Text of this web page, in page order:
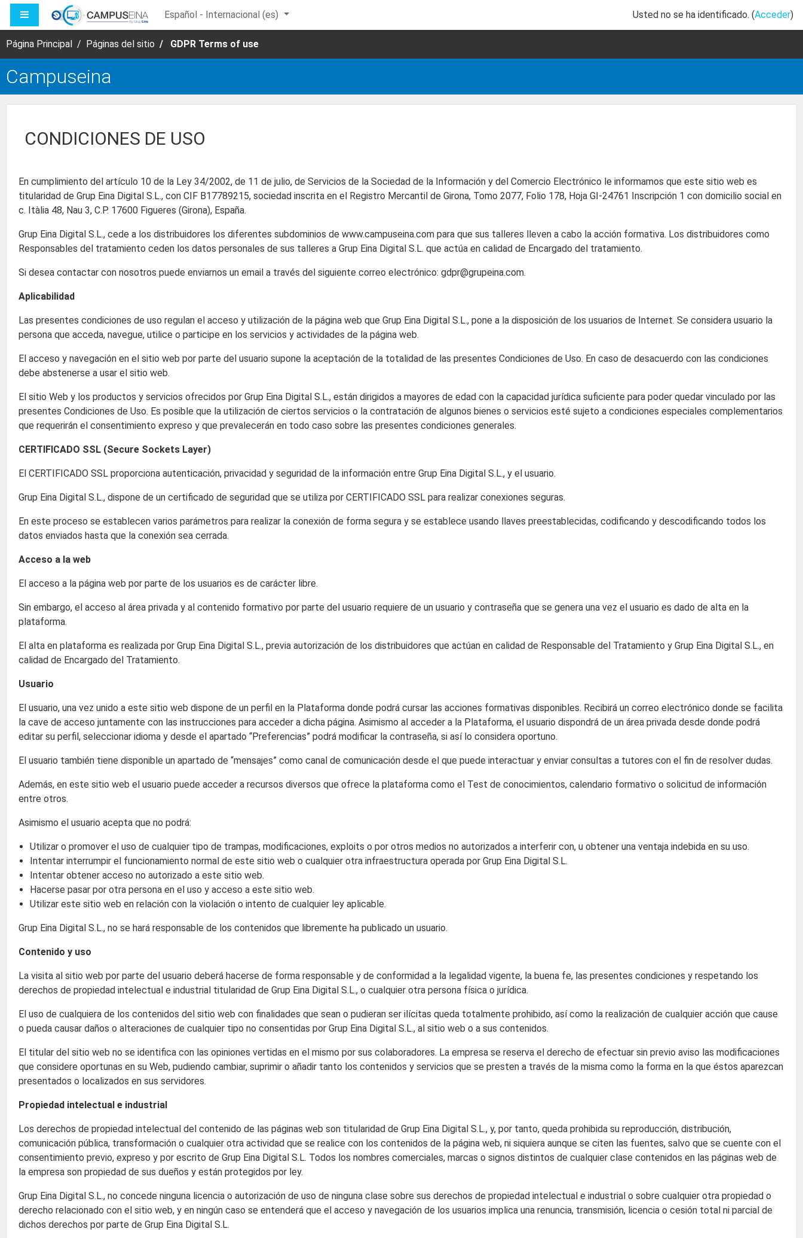
Salta al contenido principal
PANEL LATERAL Español - Internacional ‎(es)‎ Usted no se ha identificado. (Acceder)
Página Principal Páginas del sitio GDPR Terms of use
Campuseina
CONDICIONES DE USO
En cumplimiento del artículo 10 de la Ley 34/2002, de 11 de julio, de Servicios de la Sociedad de la Información y del Comercio Electrónico le informamos que este sitio web es
titularidad de Grup Eina Digital S.L., con CIF B17789215, sociedad inscrita en el Registro Mercantil de Girona, Tomo 2077, Folio 178, Hoja GI-24761 Inscripción 1 con domicilio social en
c. Itàlia 48, Nau 3, C.P. 17600 Figueres (Girona), España.
Grup Eina Digital S.L., cede a los distribuidores los diferentes subdominios de www.campuseina.com para que sus talleres lleven a cabo la acción formativa. Los distribuidores como
Responsables del tratamiento ceden los datos personales de sus talleres a Grup Eina Digital S.L. que actúa en calidad de Encargado del tratamiento.
Si desea contactar con nosotros puede enviarnos un email a través del siguiente correo electrónico: gdpr@grupeina.com.
Aplicabilidad
Las presentes condiciones de uso regulan el acceso y utilización de la página web que Grup Eina Digital S.L., pone a la disposición de los usuarios de Internet. Se considera usuario la
persona que acceda, navegue, utilice o participe en los servicios y actividades de la página web.
El acceso y navegación en el sitio web por parte del usuario supone la aceptación de la totalidad de las presentes Condiciones de Uso. En caso de desacuerdo con las condiciones
debe abstenerse a usar el sitio web.
El sitio Web y los productos y servicios ofrecidos por Grup Eina Digital S.L., están dirigidos a mayores de edad con la capacidad jurídica suficiente para poder quedar vinculado por las
presentes Condiciones de Uso. Es posible que la utilización de ciertos servicios o la contratación de algunos bienes o servicios esté sujeto a condiciones especiales complementarios
que requerirán el consentimiento expreso y que prevalecerán en todo caso sobre las presentes condiciones generales.
CERTIFICADO SSL (Secure Sockets Layer)
El CERTIFICADO SSL proporciona autenticación, privacidad y seguridad de la información entre Grup Eina Digital S.L., y el usuario.
Grup Eina Digital S.L., dispone de un certificado de seguridad que se utiliza por CERTIFICADO SSL para realizar conexiones seguras.
En este proceso se establecen varios parámetros para realizar la conexión de forma segura y se establece usando llaves preestablecidas, codificando y descodificando todos los
datos enviados hasta que la conexión sea cerrada.
Acceso a la web
El acceso a la página web por parte de los usuarios es de carácter libre.
Sin embargo, el acceso al área privada y al contenido formativo por parte del usuario requiere de un usuario y contraseña que se genera una vez el usuario es dado de alta en la
plataforma.
El alta en plataforma es realizada por Grup Eina Digital S.L., previa autorización de los distribuidores que actúan en calidad de Responsable del Tratamiento y Grup Eina Digital S.L., en
calidad de Encargado del Tratamiento.
Usuario
El usuario, una vez unido a este sitio web dispone de un perfil en la Plataforma donde podrá cursar las acciones formativas disponibles. Recibirá un correo electrónico donde se facilita
la cave de acceso juntamente con las instrucciones para acceder a dicha página. Asimismo al acceder a la Plataforma, el usuario dispondrá de un área privada desde donde podrá
editar su perfil, seleccionar idioma y desde el apartado “Preferencias” podrá modificar la contraseña, si así lo considera oportuno.
El usuario también tiene disponible un apartado de “mensajes” como canal de comunicación desde el que puede interactuar y enviar consultas a tutores con el fin de resolver dudas.
Además, en este sitio web el usuario puede acceder a recursos diversos que ofrece la plataforma como el Test de conocimientos, calendario formativo o solicitud de información
entre otros.
Asimismo el usuario acepta que no podrá:
Utilizar o promover el uso de cualquier tipo de trampas, modificaciones, exploits o por otros medios no autorizados a interferir con, u obtener una ventaja indebida en su uso.
Intentar interrumpir el funcionamiento normal de este sitio web o cualquier otra infraestructura operada por Grup Eina Digital S.L.
Intentar obtener acceso no autorizado a este sitio web.
Hacerse pasar por otra persona en el uso y acceso a este sitio web.
Utilizar este sitio web en relación con la violación o intento de cualquier ley aplicable.
Grup Eina Digital S.L., no se hará responsable de los contenidos que libremente ha publicado un usuario.
Contenido y uso
La visita al sitio web por parte del usuario deberá hacerse de forma responsable y de conformidad a la legalidad vigente, la buena fe, las presentes condiciones y respetando los
derechos de propiedad intelectual e industrial titularidad de Grup Eina Digital S.L., o cualquier otra persona física o jurídica.
El uso de cualquiera de los contenidos del sitio web con finalidades que sean o pudieran ser ilícitas queda totalmente prohibido, así como la realización de cualquier acción que cause
o pueda causar daños o alteraciones de cualquier tipo no consentidas por Grup Eina Digital S.L., al sitio web o a sus contenidos.
El titular del sitio web no se identifica con las opiniones vertidas en el mismo por sus colaboradores. La empresa se reserva el derecho de efectuar sin previo aviso las modificaciones
que considere oportunas en su Web, pudiendo cambiar, suprimir o añadir tanto los contenidos y servicios que se presten a través de la misma como la forma en la que éstos aparezcan
presentados o localizados en sus servidores.
Propiedad intelectual e industrial
Los derechos de propiedad intelectual del contenido de las páginas web son titularidad de Grup Eina Digital S.L., y, por tanto, queda prohibida su reproducción, distribución,
comunicación pública, transformación o cualquier otra actividad que se realice con los contenidos de la página web, ni siquiera aunque se citen las fuentes, salvo que se cuente con el
consentimiento previo, expreso y por escrito de Grup Eina Digital S.L. Todos los nombres comerciales, marcas o signos distintos de cualquier clase contenidos en las páginas web de
la empresa son propiedad de sus dueños y están protegidos por ley.
Grup Eina Digital S.L., no concede ninguna licencia o autorización de uso de ninguna clase sobre sus derechos de propiedad intelectual e industrial o sobre cualquier otra propiedad o
derecho relacionado con el sitio web, y en ningún caso se entenderá que el acceso y navegación de los usuarios implica una renuncia, transmisión, licencia o cesión total ni parcial de
dichos derechos por parte de Grup Eina Digital S.L.